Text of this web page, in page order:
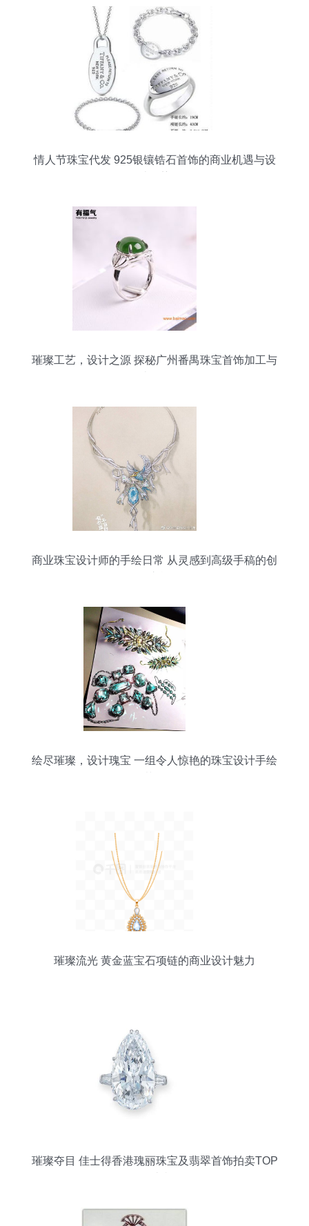
情人节珠宝代发 925银镶锆石首饰的商业机遇与设
璀璨工艺，设计之源 探秘广州番禺珠宝首饰加工与
商业珠宝设计师的手绘日常 从灵感到高级手稿的创
绘尽璀璨，设计瑰宝 一组令人惊艳的珠宝设计手绘
璀璨流光 黄金蓝宝石项链的商业设计魅力
璀璨夺目 佳士得香港瑰丽珠宝及翡翠首饰拍卖TOP